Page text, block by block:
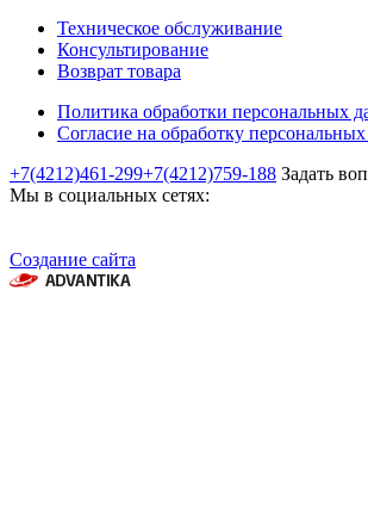
Техническое обслуживание
Консультирование
Возврат товара
Политика обработки персональных
Согласие на обработку
+7(4212)461-299+7(4212)759-188 Задать
Мы в социальных сетях:
Создание сайта